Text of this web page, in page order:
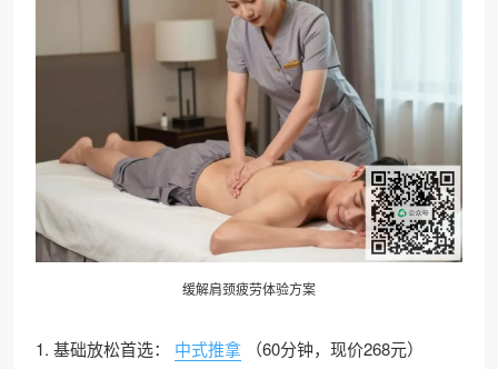
缓解肩颈疲劳体验方案
1. 基础放松首选： 中式推拿
（60分钟，现价268元）